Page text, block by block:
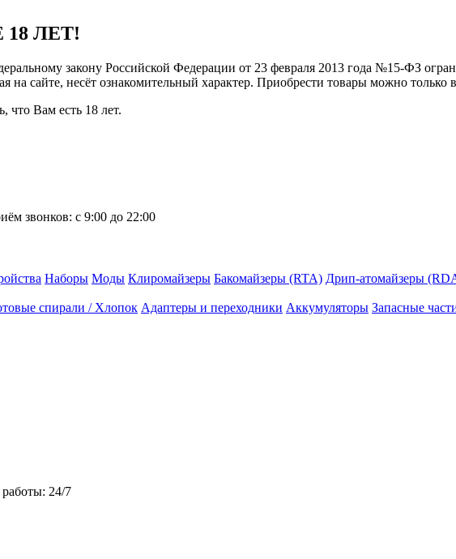
ЛЕТ!
закону Российской Федерации от 23 февраля 2013 года №15-ФЗ
на сайте, несёт ознакомительный характер. Приобрести товары можно только
что Вам есть 18 лет.
звонков: с 9:00 до 22:00
Наборы Моды Клиромайзеры Бакомайзеры (RTA) Дрип-атомайзеры
спирали / Хлопок Адаптеры и переходники Аккумуляторы Запасные
24/7